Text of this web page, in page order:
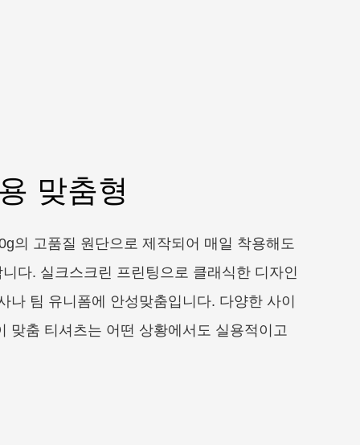
맞춤형
의 고품질 원단으로 제작되어 매일 착용해도
다. 실크스크린 프린팅으로 클래식한 디자인
나 팀 유니폼에 안성맞춤입니다. 다양한 사이
맞춤 티셔츠는 어떤 상황에서도 실용적이고